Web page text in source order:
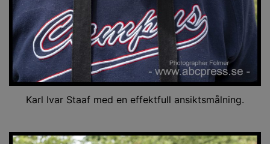
Karl Ivar Staaf med en effektfull ansiktsmålning.